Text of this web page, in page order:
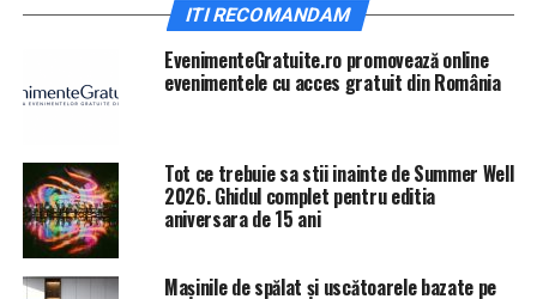
a întreprinderilor afiliate, prin participarea in cadrul
noului program guvernamental IMM LEASINGDE
ECHIPAMENTE SI UTILAJE, care va fi operationalizat in
ITI RECOMANDAM
EvenimenteGratuite.ro promovează online
evenimentele cu acces gratuit din România
Tot ce trebuie sa stii inainte de Summer Well
2026. Ghidul complet pentru editia
aniversara de 15 ani
Mașinile de spălat și uscătoarele bazate pe